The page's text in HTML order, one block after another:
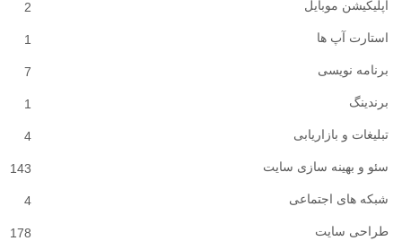
2 اپلیکیشن موبایل
1 استارت آپ ها
7 برنامه نویسی
1 برندینگ
4 تبلیغات و بازاریابی
143 سئو و بهینه سازی سایت
4 شبکه های اجتماعی
178 طراحی سایت